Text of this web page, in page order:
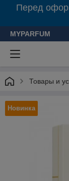
Перед
MYPARFUM
Товары и
Новинка